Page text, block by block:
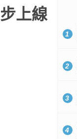
上線
1
2
3
4